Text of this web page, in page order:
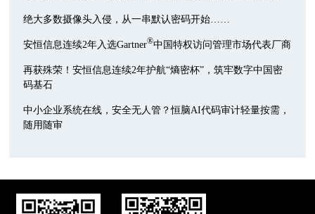
绝大多数摄像头入侵，从一串默认密码开始……
安恒信息连续2年入选Gartner®中国特权访问管理市场代表厂商
再获殊荣！安恒信息连续2年护航“熵密杯”，筑牢数字中国密
码基石
中小企业系统在线，安全无人管？恒脑AI代码审计轻量按需，
随用随审